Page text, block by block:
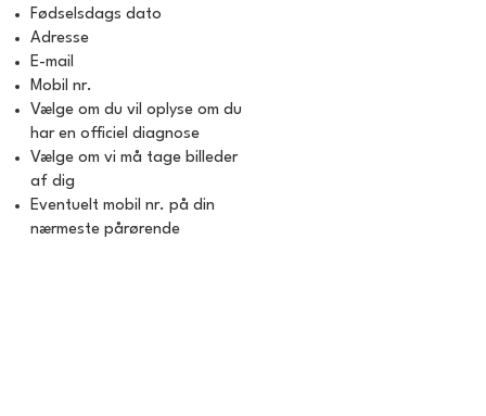
Fødselsdags dato
Adresse
E-mail
Mobil nr.
Vælge om du vil oplyse om du
har en officiel diagnose
Vælge om vi må tage billeder
af dig
Eventuelt mobil nr. på din
nærmeste pårørende